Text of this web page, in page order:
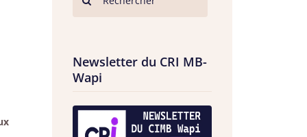
Newsletter du CRI MB-
Wapi